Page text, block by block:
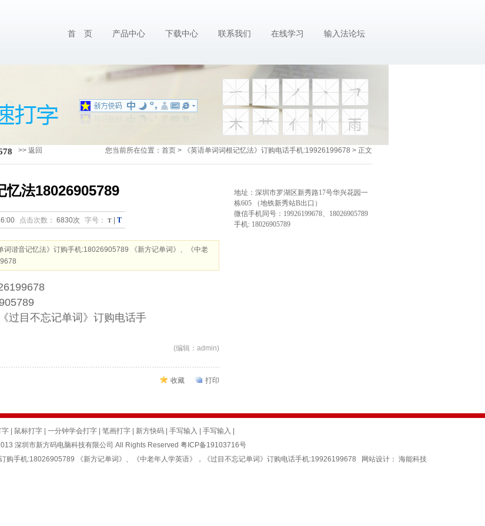
首 页 产品中心 下载中心 联系我们 在线学习 输入法论坛
>> 返回 您当前所在位置： 首页 > 《英语单词词根记忆法》订购电话手机:19926199678 > 正文
忆法18026905789
点击次数： 6830次 字号： T T
谐音记忆法》订购手机:18026905789 《新方记单词》、《中老
过目不忘记单词》订购电话手
(编辑：admin)
收藏 打印
地址：深圳市罗湖区新秀路17号华兴花园一
栋605 （地铁新秀站B出口）
微信手机同号：19926199678、18026905789
手机: 18026905789
字 鼠标打字 一分钟学会打字 笔画打字 新方快码 手写输入 手写输入
深圳市新方码电脑科技有限公司 All Rights Reserved 粤ICP备19103716号
购手机:18026905789 《新方记单词》、《中老年人学英语》，《过目不忘记单词》订购电话手机:19926199678 网站设计： 海能科技